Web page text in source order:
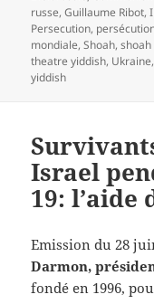
russe,Guillaume Ribot,
Persecution,
mondiale,Shoah,
theatre yiddish, Ukraine,
yiddish
Israel
19: l’aide
Emission du 28
Darmon,
fondé en 1996,